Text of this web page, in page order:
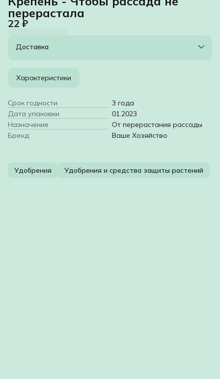
перерастала
22 ₽
Доставка
Характеристики
Срок годности
3 года
Дата упаковки
01.2023
Назначение
От перерастания рассады
Бренд
Ваше Хозяйство
Удобрения Удобрения и средства защиты растений